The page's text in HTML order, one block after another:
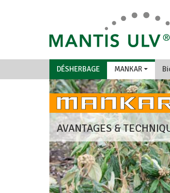
DÉSHERBAGE MANKAR
AVANTAGES &